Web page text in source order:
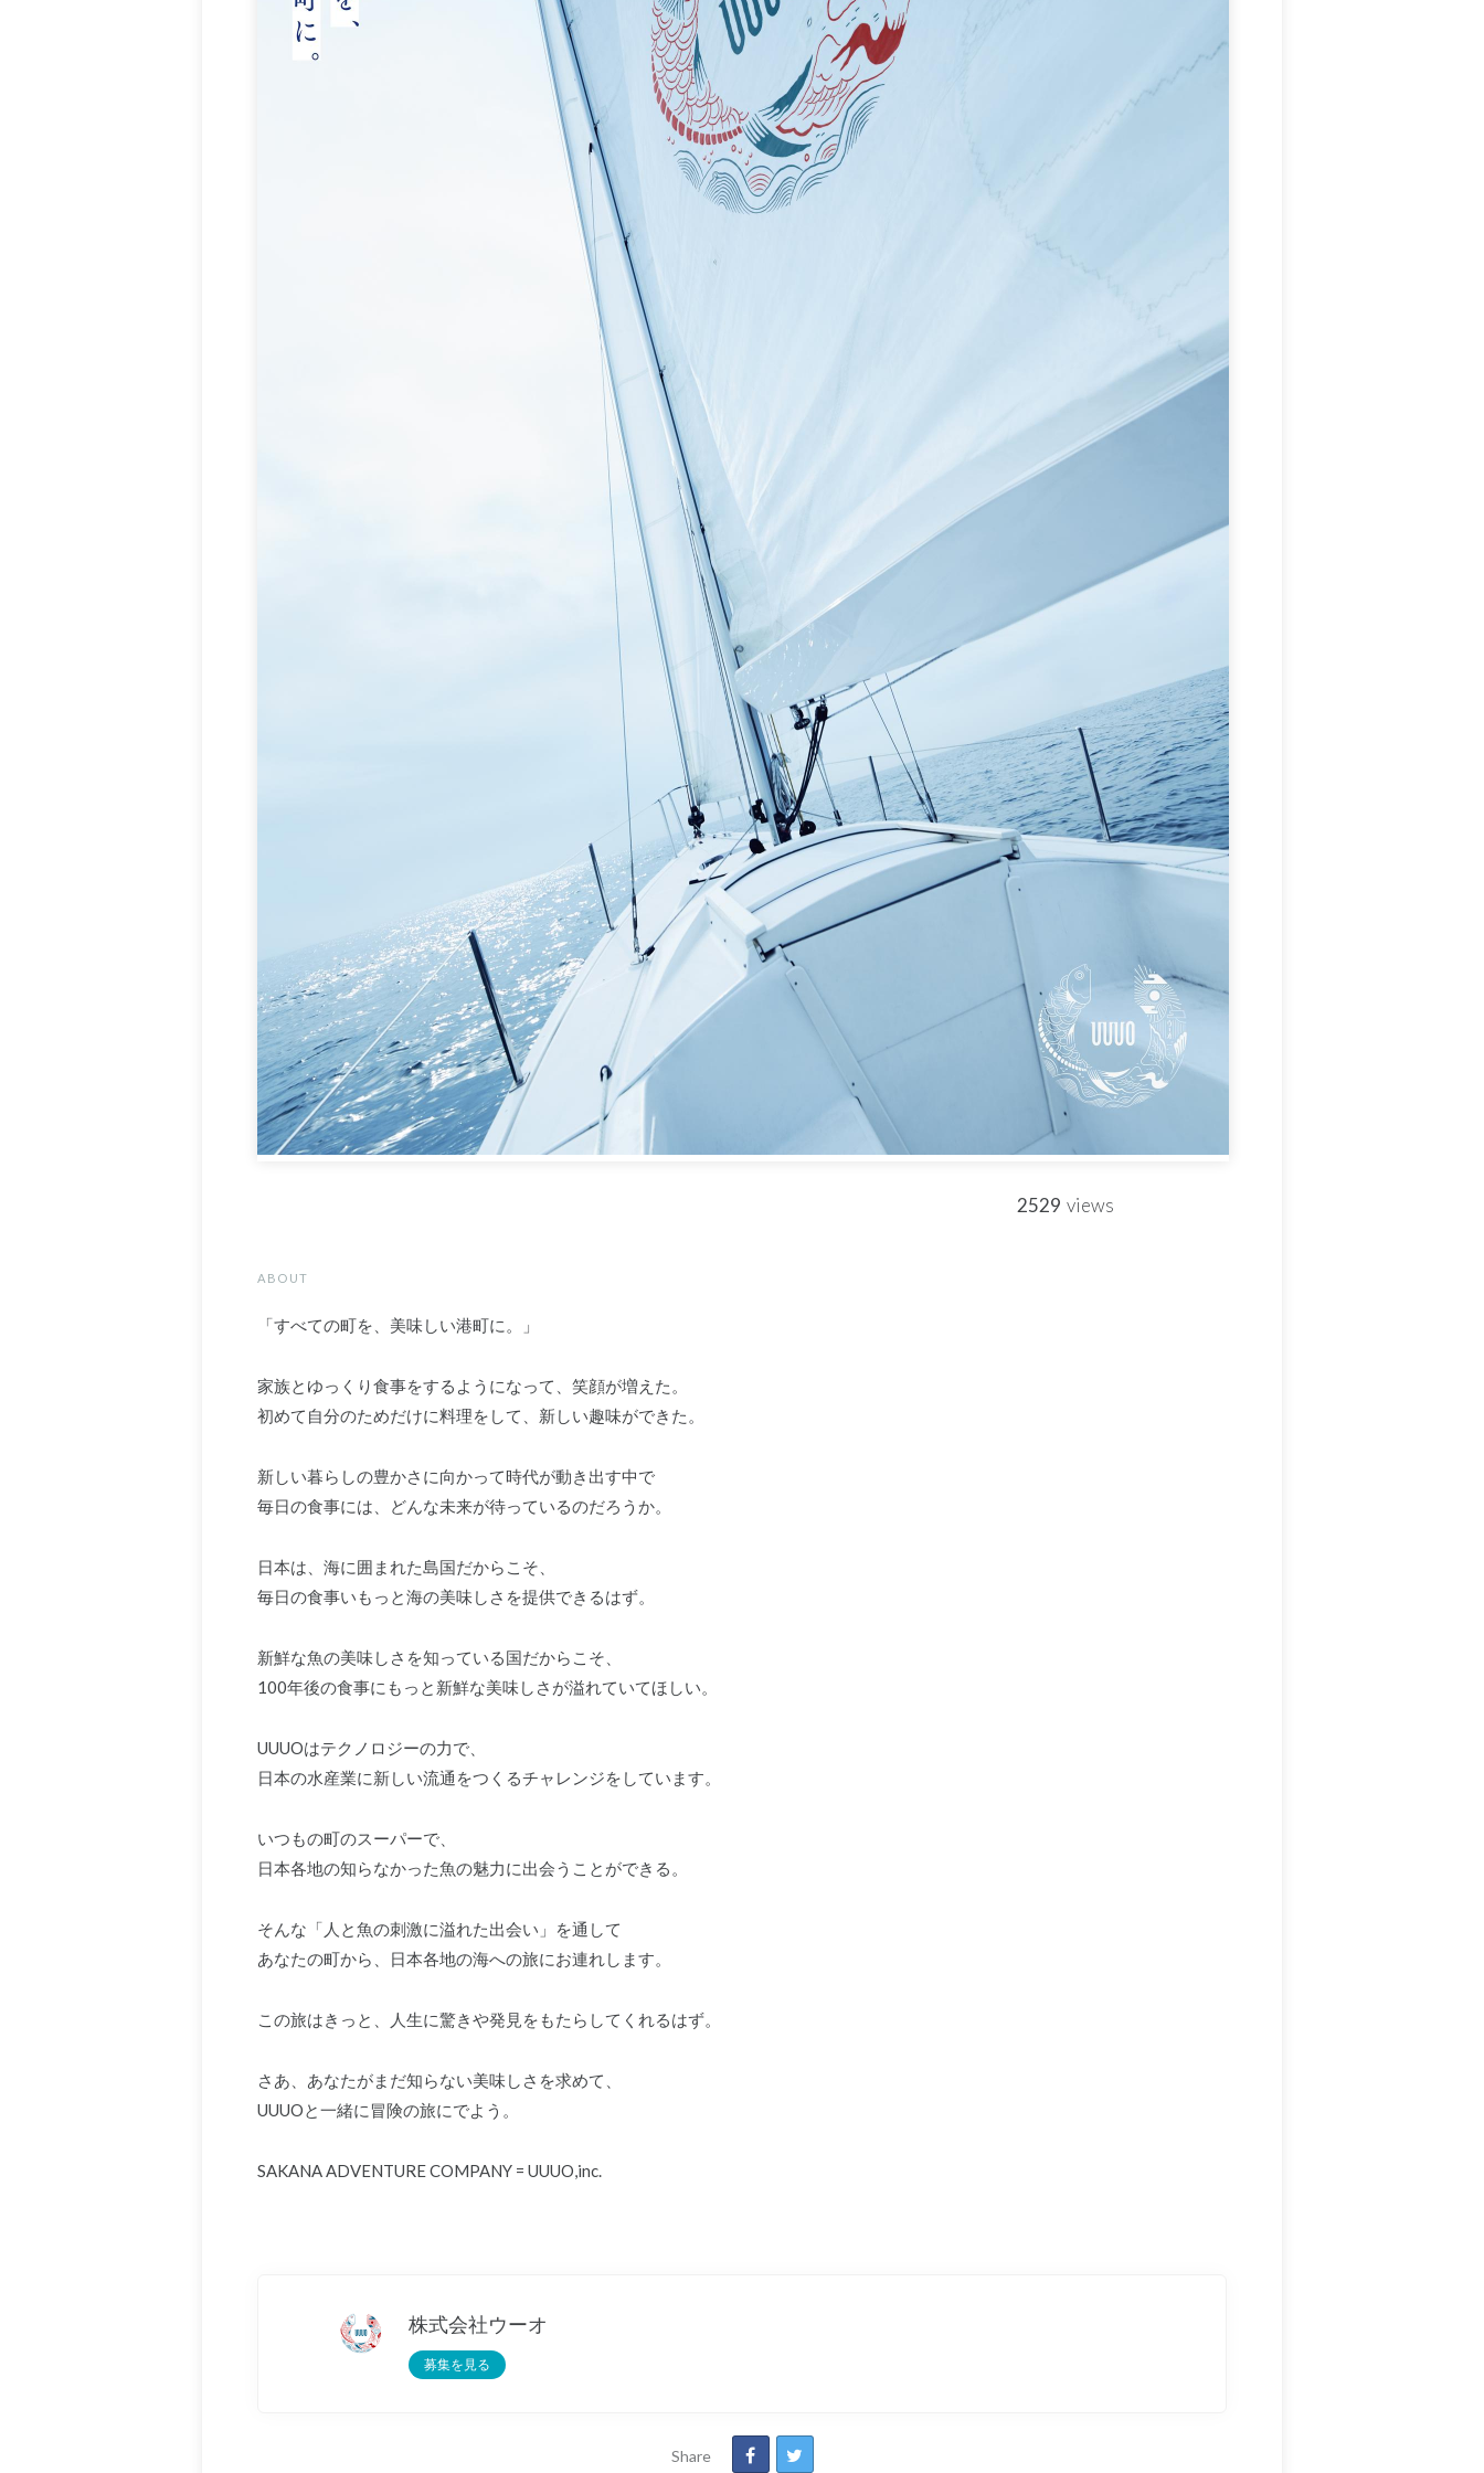
2529 views
ABOUT
「すべての町を、美味しい港町に。」
家族とゆっくり食事をするようになって、笑顔が増えた。
初めて自分のためだけに料理をして、新しい趣味ができた。
新しい暮らしの豊かさに向かって時代が動き出す中で
毎日の食事には、どんな未来が待っているのだろうか。
日本は、海に囲まれた島国だからこそ、
毎日の食事いもっと海の美味しさを提供できるはず。
新鮮な魚の美味しさを知っている国だからこそ、
100年後の食事にもっと新鮮な美味しさが溢れていてほしい。
UUUOはテクノロジーの力で、
日本の水産業に新しい流通をつくるチャレンジをしています。
いつもの町のスーパーで、
日本各地の知らなかった魚の魅力に出会うことができる。
そんな「人と魚の刺激に溢れた出会い」を通して
あなたの町から、日本各地の海への旅にお連れします。
この旅はきっと、人生に驚きや発見をもたらしてくれるはず。
さあ、あなたがまだ知らない美味しさを求めて、
UUUOと一緒に冒険の旅にでよう。
SAKANA ADVENTURE COMPANY = UUUO,inc.
株式会社ウーオ
募集を見る
Share